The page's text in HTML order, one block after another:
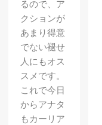
るので、ア
クションが
あまり得意
でない褪せ
人にもオス
スメです。
これで今日
からアナタ
もカーリア